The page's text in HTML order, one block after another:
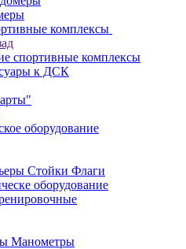
комплексы
спортивные комплексы
к ДСК
оборудование
Стойки Флаги
оборудование
Манометры